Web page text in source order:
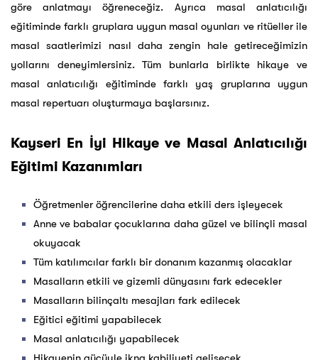
göre anlatmayı öğreneceğiz. Ayrıca masal anlatıcılığı
eğitiminde farklı gruplara uygun masal oyunları ve ritüeller ile
masal saatlerimizi nasıl daha zengin hale getireceğimizin
yollarını deneyimlersiniz. Tüm bunlarla birlikte hikaye ve
masal anlatıcılığı eğitiminde farklı yaş gruplarına uygun
masal repertuarı oluşturmaya başlarsınız.
Kayseri En İyi Hikaye ve Masal Anlatıcılığı
Eğitimi Kazanımları
Öğretmenler öğrencilerine daha etkili ders işleyecek
Anne ve babalar çocuklarına daha güzel ve bilinçli masal
okuyacak
Tüm katılımcılar farklı bir donanım kazanmış olacaklar
Masalların etkili ve gizemli dünyasını fark edecekler
Masalların bilinçaltı mesajları fark edilecek
Eğitici eğitimi yapabilecek
Masal anlatıcılığı yapabilecek